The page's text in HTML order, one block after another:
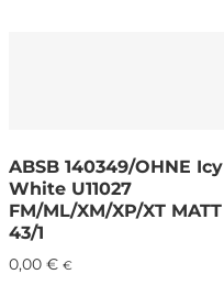
ABSB 140349/OHNE Icy
White U11027
FM/ML/XM/XP/XT MATT
43/1
0,00 € €